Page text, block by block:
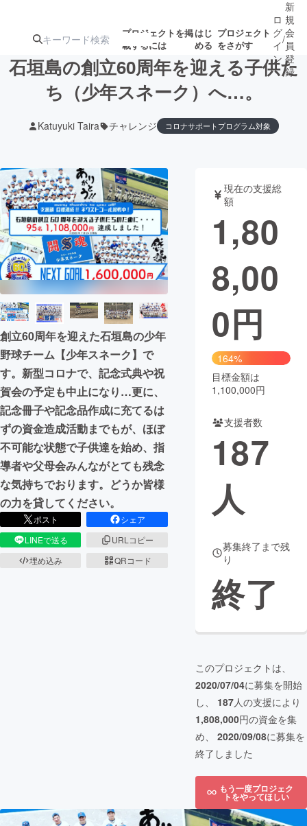
プロジェクトを掲
載するには
はじ
める
プロジェクト
をさがす
ジェクト
ターン
注目の新着プロ
ジェクト
募集終了が近いプ
ロジェクト
もうすぐ公開
されます
アート・写真 音楽
テクノロジー・ガジェット ゲーム・サ
映像・映画
ビジネス・起業
まちづくり・地域活性化
CAMPFIRE for Social Good
CAMPFIRE Creation
CAMPFIREふるさと納税
コミュニティ
ロ
グ
イ
ン
/
新
規
会
員
登
録
石垣島の創立60周年を迎える子供た
ち（少年スネーク）へ…。
Katuyuki Taira チャレンジ コロナサポートプログラム対象
創立60周年を迎えた石垣島の少年
野球チーム【少年スネーク】で
す。新型コロナで、記念式典や祝
賀会の予定も中止になり…更に、
記念冊子や記念品作成に充てるは
ずの資金造成活動までもが、ほぼ
不可能な状態で子供達を始め、指
導者や父母会みんながとても残念
な気持ちでおります。どうか皆様
の力を貸してください。
ポスト
シェア
LINEで送る
URLコピー
埋め込み
QRコード
現在の支援総
額
1,80
8,00
0円
164%
目標金額は
1,100,000円
支援者数
187
人
募集終了まで残
り
終了
このプロジェクトは、
2020/07/04に募集を開始
し、 187人の支援により
1,808,000円の資金を集
め、 2020/09/08に募集を
終了しました
もう一度プロジェク
トをやってほしい